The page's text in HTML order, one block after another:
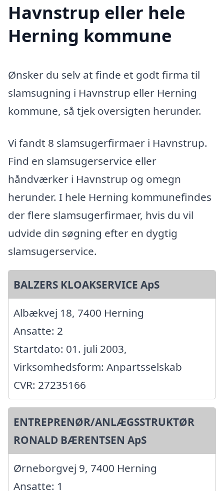
Havnstrup eller hele
Herning kommune
Ønsker du selv at finde et godt firma til
slamsugning i Havnstrup eller Herning
kommune, så tjek oversigten herunder.
Vi fandt 8 slamsugerfirmaer i Havnstrup.
Find en slamsugerservice eller
håndværker i Havnstrup og omegn
herunder. I hele Herning kommunefindes
der flere slamsugerfirmaer, hvis du vil
udvide din søgning efter en dygtig
slamsugerservice.
BALZERS KLOAKSERVICE ApS
Albækvej 18, 7400 Herning
Ansatte: 2
Startdato: 01. juli 2003,
Virksomhedsform: Anpartsselskab
CVR: 27235166
ENTREPRENØR/ANLÆGSSTRUKTØR
RONALD BÆRENTSEN ApS
Ørneborgvej 9, 7400 Herning
Ansatte: 1